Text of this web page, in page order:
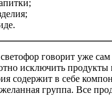
говорит уже сам
исключить продукты
содержит в себе
группа. Все